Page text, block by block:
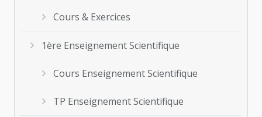
Cours & Exercices
1ère Enseignement Scientifique
Cours Enseignement Scientifique
TP Enseignement Scientifique